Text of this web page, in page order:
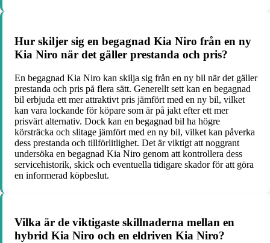
Hur skiljer sig en begagnad Kia Niro från en ny
Kia Niro när det gäller prestanda och pris?
En begagnad Kia Niro kan skilja sig från en ny bil när det gäller
prestanda och pris på flera sätt. Generellt sett kan en begagnad
bil erbjuda ett mer attraktivt pris jämfört med en ny bil, vilket
kan vara lockande för köpare som är på jakt efter ett mer
prisvärt alternativ. Dock kan en begagnad bil ha högre
körsträcka och slitage jämfört med en ny bil, vilket kan påverka
dess prestanda och tillförlitlighet. Det är viktigt att noggrant
undersöka en begagnad Kia Niro genom att kontrollera dess
servicehistorik, skick och eventuella tidigare skador för att göra
en informerad köpbeslut.
Vilka är de viktigaste skillnaderna mellan en
hybrid Kia Niro och en eldriven Kia Niro?